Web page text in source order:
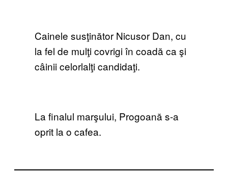
Cainele susţinător Nicusor Dan, cu
la fel de mulţi covrigi în coadă ca şi
câinii celorlalţi candidaţi.
La finalul marşului, Progoană s-a
oprit la o cafea.